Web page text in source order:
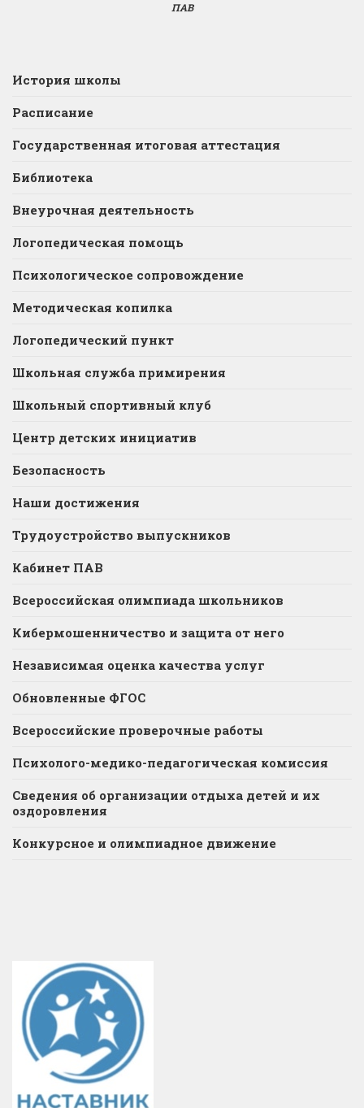
ПАВ
История школы
Расписание
Государственная итоговая аттестация
Библиотека
Внеурочная деятельность
Логопедическая помощь
Психологическое сопровождение
Методическая копилка
Логопедический пункт
Школьная служба примирения
Школьный спортивный клуб
Центр детских инициатив
Безопасность
Наши достижения
Трудоустройство выпускников
Кабинет ПАВ
Всероссийская олимпиада школьников
Кибермошенничество и защита от него
Независимая оценка качества услуг
Обновленные ФГОС
Всероссийские проверочные работы
Психолого-медико-педагогическая комиссия
Сведения об организации отдыха детей и их
оздоровления
Конкурсное и олимпиадное движение